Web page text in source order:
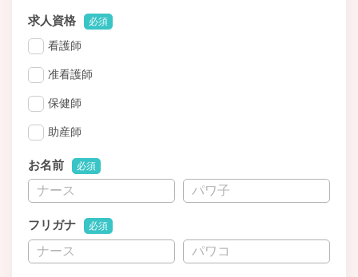
求人資格 必須
看護師
准看護師
保健師
助産師
お名前 必須
フリガナ 必須